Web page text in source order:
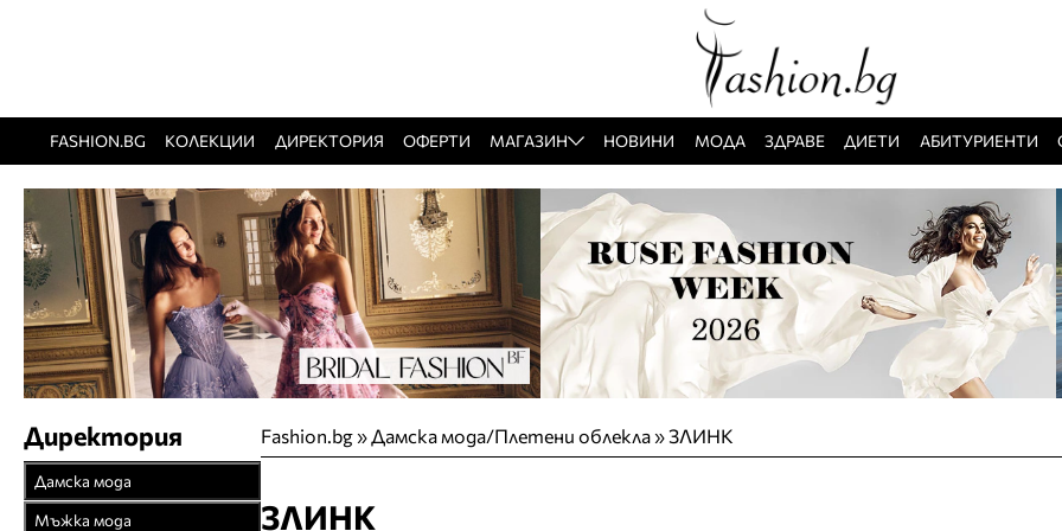
FASHION.BG КОЛЕКЦИИ ДИРЕКТОРИЯ ОФЕРТИ МАГАЗИН НОВИНИ МОДА ЗДРАВЕ ДИЕТИ АБИТУРИЕНТИ
Fashion.bg»Дамска мода/Плетени облекла»ЗЛИНК
ЗЛИНК
Директория
Дамска мода
Връхни облекла
Мъжка мода